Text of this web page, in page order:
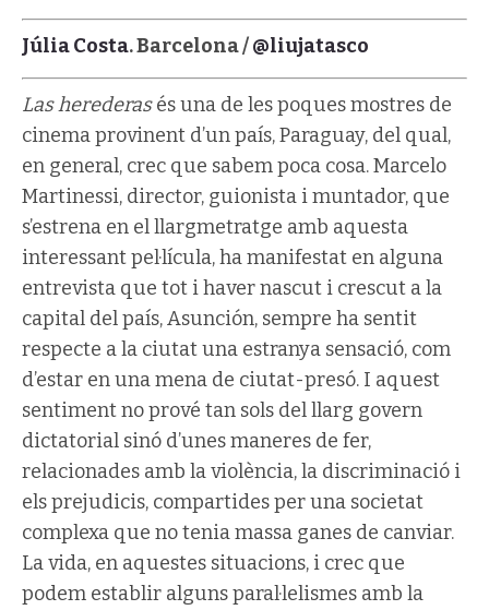
Júlia Costa. Barcelona /@liujatasco
Las herederasés una de les poques mostres de
cinema provinent d’un país, Paraguay, del qual,
en general, crec que sabem poca cosa. Marcelo
Martinessi, director, guionista i muntador, que
s’estrena en el llargmetratge amb aquesta
interessant pel·lícula, ha manifestat en alguna
entrevista que tot i haver nascut i crescut a la
capital del país, Asunción, sempre ha sentit
respecte a la ciutat una estranya sensació, com
d’estar en una mena de ciutat-presó. I aquest
sentiment no prové tan sols del llarg govern
dictatorial sinó d’unes maneres de fer,
relacionades amb la violència, la discriminació i
els prejudicis, compartides per una societat
complexa que no tenia massa ganes de canviar.
La vida, en aquestes situacions, i crec que
podem establir alguns paral·lelismes amb la